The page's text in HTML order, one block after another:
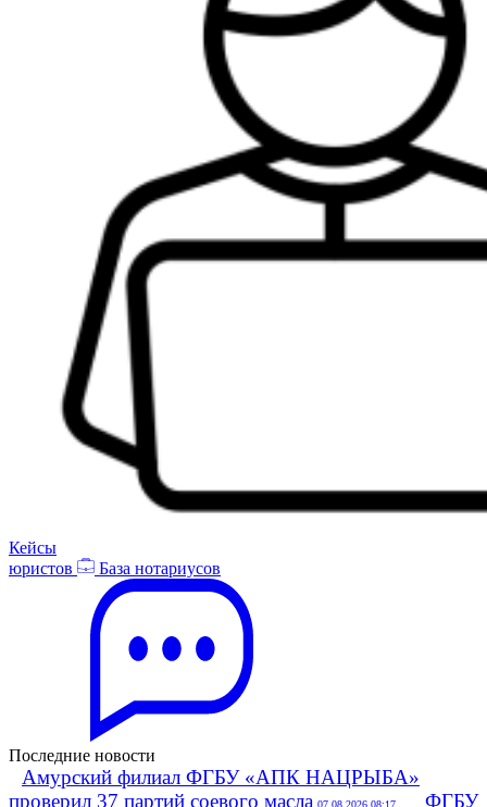
Кейсы
юристов
База нотариусов
Последние новости
Амурский филиал ФГБУ «АПК НАЦРЫБА»
проверил 37 партий соевого масла 07.08.2026 08:17
ФГБУ